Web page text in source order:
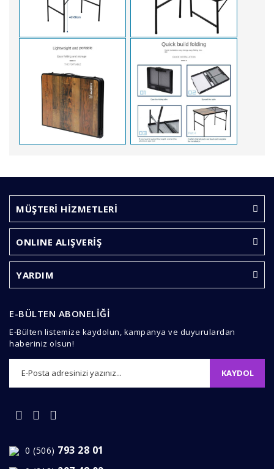
Yorum Yaz
formunu kullanarak tarafımıza iletebilirsiniz.
Görüş ve önerileriniz için teşekkür ederiz.
Ürün resmi kalitesiz, bozuk veya görüntülenemiyor.
Ürün açıklamasında eksik bilgiler bulunuyor.
Ürün fiyatı diğer sitelerden daha pahalı.
Gönder
MÜŞTERİ HİZMETLERİ
ONLINE ALIŞVERİŞ
YARDIM
E-BÜLTEN ABONELİĞİ
E-Bülten listemize kaydolun, kampanya ve duyurulardan
haberiniz olsun!
KAYDOL
0 (506) 793 28 01